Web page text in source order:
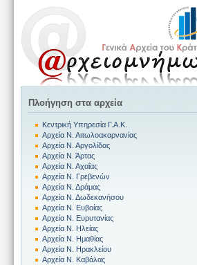
Πλοήγηση στα αρχεία
Κεντρική Υπηρεσία Γ.Α.Κ.
Αρχεία Ν. Αιτωλοακαρνανίας
Αρχεία Ν. Αργολίδας
Αρχεία Ν. Άρτας
Αρχεία Ν. Αχαΐας
Αρχεία Ν. Γρεβενών
Αρχεία Ν. Δράμας
Αρχεία Ν. Δωδεκανήσου
Αρχεία Ν. Ευβοίας
Αρχεία Ν. Ευρυτανίας
Αρχεία Ν. Ηλείας
Αρχεία Ν. Ημαθίας
Αρχεία Ν. Ηρακλείου
Αρχεία Ν. Καβάλας